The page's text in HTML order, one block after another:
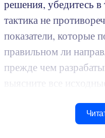
решения, убедитесь
тактика не
показатели, которые
правильном ли
прежде чем
выясните все